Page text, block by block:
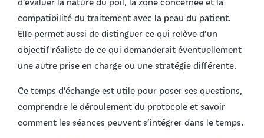
compatibilité du traitement avec la peau du patient.
Elle permet aussi de distinguer ce qui relève d’un
objectif réaliste de ce qui demanderait éventuellement
une autre prise en charge ou une stratégie différente.
Ce temps d’échange est utile pour poser ses questions,
comprendre le déroulement du protocole et savoir
comment les séances peuvent s’intégrer dans le temps.